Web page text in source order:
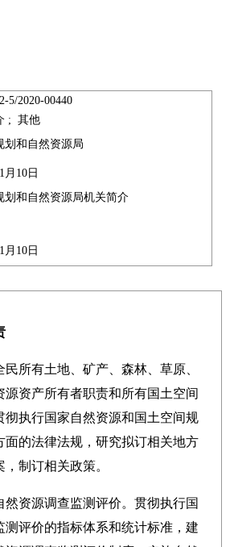
5/2020-00440
; 其他
划和自然资源局
月10日
划和自然资源局机关简介
月10日
有土地、矿产、森林、草原、
源资产所有者职责和所有国土空间
彻执行国家自然资源和国土空间规
面的法律法规，研究拟订相关地方
制订相关政策。
资源调查监测评价。贯彻执行国
测评价的指标体系和统计标准，建